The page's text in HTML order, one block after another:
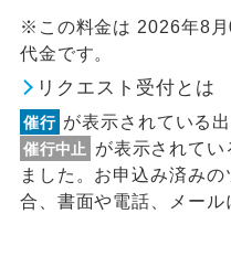
※この料金は 2026年8
代金です。
リクエスト受付とは
催行 が表示されている
催行中止
が表示されてい
ました。お申込み済み
合、書面や電話、メール